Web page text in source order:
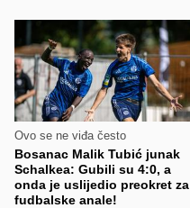
Ovo se ne viđa često
Bosanac Malik Tubić junak
Schalkea: Gubili su 4:0, a
onda je uslijedio preokret za
fudbalske anale!